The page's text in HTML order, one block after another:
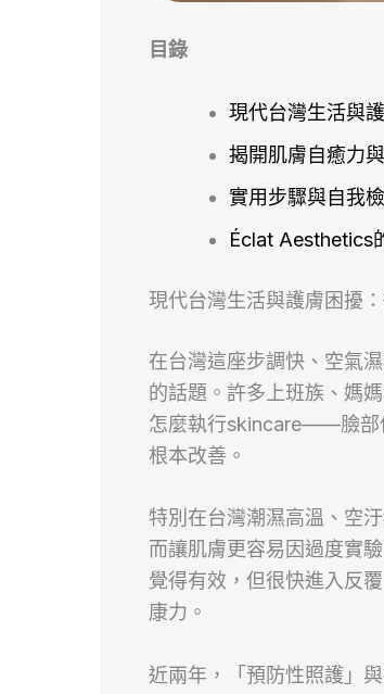
目錄
現代台灣生活與
揭開肌膚自癒力
實用步驟與自我
Éclat Aesthetics
現代台灣生活與護膚困擾
在台灣這座步調快、空氣
的話題。許多上班族、媽
怎麼執行skincare——臉部
根本改善。
特別在台灣潮濕高溫、空
而讓肌膚更容易因過度實
覺得有效，但很快進入反
康力。
近兩年，「預防性照護」